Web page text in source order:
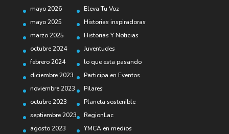
mayo 2026
mayo 2025
marzo 2025
octubre 2024
febrero 2024
diciembre 2023
noviembre 2023
octubre 2023
septiembre 2023
agosto 2023
Eleva Tu Voz
Historias inspiradoras
Historias Y Noticias
Juventudes
lo que esta pasando
Participa en Eventos
Pilares
Planeta sostenible
RegionLac
YMCA en medios